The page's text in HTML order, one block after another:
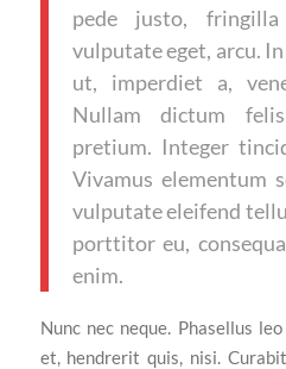
pede justo,
vulputate eget, arcu.
ut, imperdiet a,
Nullam dictum
pretium. Integer
Vivamus elementum
vulputate eleifend
porttitor eu,
enim.
Nunc nec neque. Phasellus
et, hendrerit quis, nisi.